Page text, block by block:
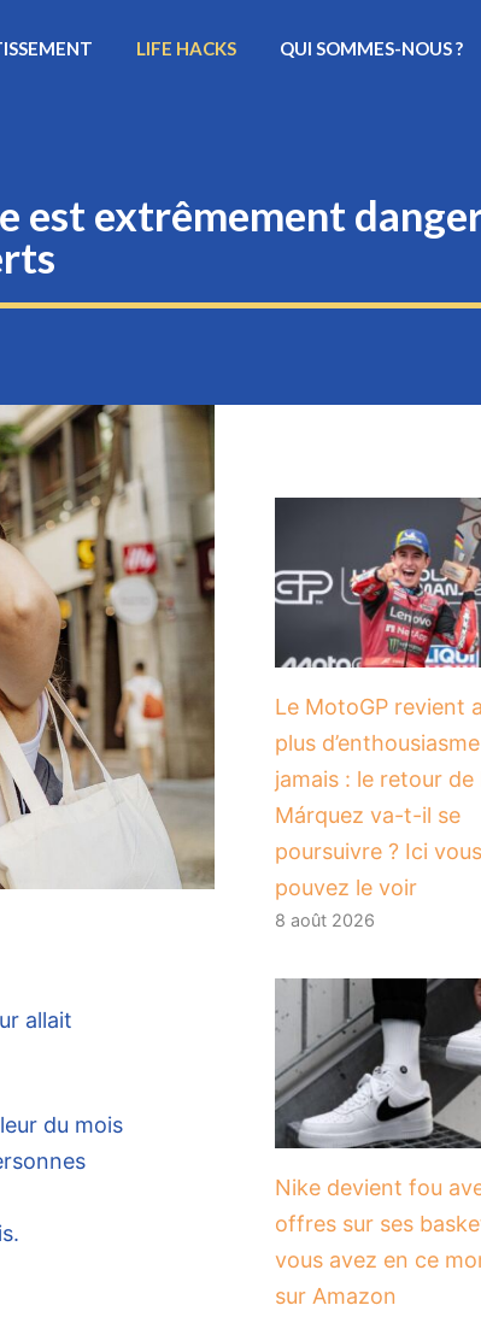
LIFE HACKS QUI SOMMES-NOUS ?
est extrêmement
allait
du mois
Le MotoGP revient
plus
jamais : le retour de
Márquez va-t-il se
poursuivre ? Ici vous
pouvez le voir
8 août 2026
Nike devient fou
offres sur ses
vous avez en ce
sur Amazon